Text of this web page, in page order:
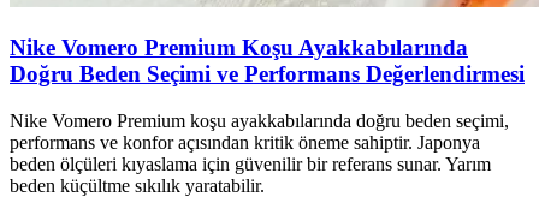
Nike Vomero Premium Koşu Ayakkabılarında
Doğru Beden Seçimi ve Performans Değerlendirmesi
Nike Vomero Premium koşu ayakkabılarında doğru beden seçimi,
performans ve konfor açısından kritik öneme sahiptir. Japonya
beden ölçüleri kıyaslama için güvenilir bir referans sunar. Yarım
beden küçültme sıkılık yaratabilir.